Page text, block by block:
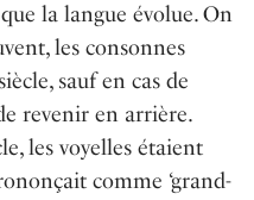
la langue évolue. On
les consonnes
sauf en cas de
revenir en arrière.
les voyelles étaient
comme ‘grand-